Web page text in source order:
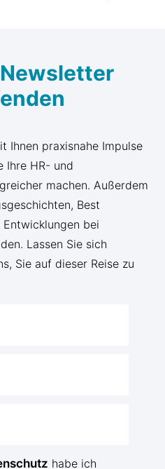
Ihnen praxisnahe Impulse
Ihre HR- und
machen. Außerdem
Best
bei
Lassen Sie sich
Sie auf dieser Reise zu
habe ich